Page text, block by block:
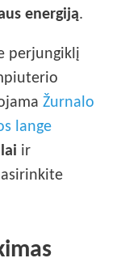
energiją.
perjungiklį
Žurnalo
lange
ir